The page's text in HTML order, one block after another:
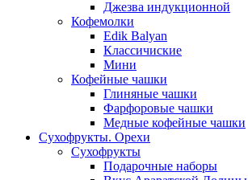
Джезва индукционной
Кофемолки
Edik Balyan
Классичиские
Мини
Кофейные чашки
Глиняные чашки
Фарфоровые чашки
Медные кофейные чашки
Сухофрукты. Орехи
Сухофрукты
Подарочные наборы